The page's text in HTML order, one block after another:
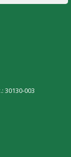
30130-003